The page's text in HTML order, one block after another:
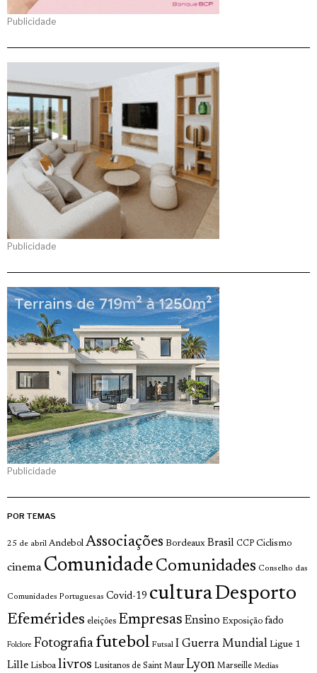
Publicidade
Publicidade
Publicidade
POR TEMAS
25 de abril Andebol Associações Bordeaux Brasil CCP Ciclismo
cinema Comunidade Comunidades Conselho das
Comunidades Portuguesas Covid-19 culturaDesporto
Efemérides eleições Empresas Ensino Exposição fado
Folclore Fotografia futebol Futsal I Guerra Mundial Ligue 1
Lille Lisboa livros Lusitanos de Saint Maur Lyon Marseille Medias